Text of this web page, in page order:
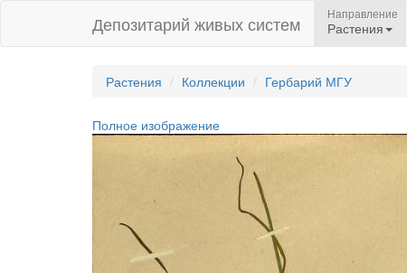
Депозитарий живых систем Направление
Растения
Растения Коллекции Гербарий МГУ
Полное изображение